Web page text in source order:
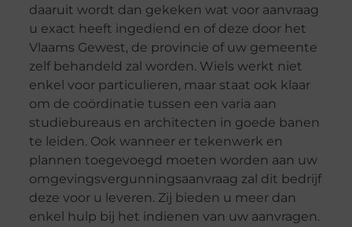
daaruit wordt dan gekeken wat voor aanvraag
u exact heeft ingediend en of deze door het
Vlaams Gewest, de provincie of uw gemeente
zelf behandeld zal worden. Wiels werkt niet
enkel voor particulieren, maar staat ook klaar
om de coördinatie tussen een varia aan
studiebureaus en architecten in goede banen
te leiden. Ook wanneer er tekenwerk en
plannen toegevoegd moeten worden aan uw
omgevingsvergunningsaanvraag zal dit bedrijf
deze voor u leveren. Zij bieden u meer dan
enkel hulp bij het indienen van uw aanvragen.